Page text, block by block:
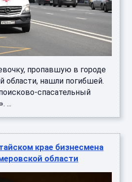
пропавшую в городе
области, нашли погибшей.
спасательный
...
крае бизнесмена
области